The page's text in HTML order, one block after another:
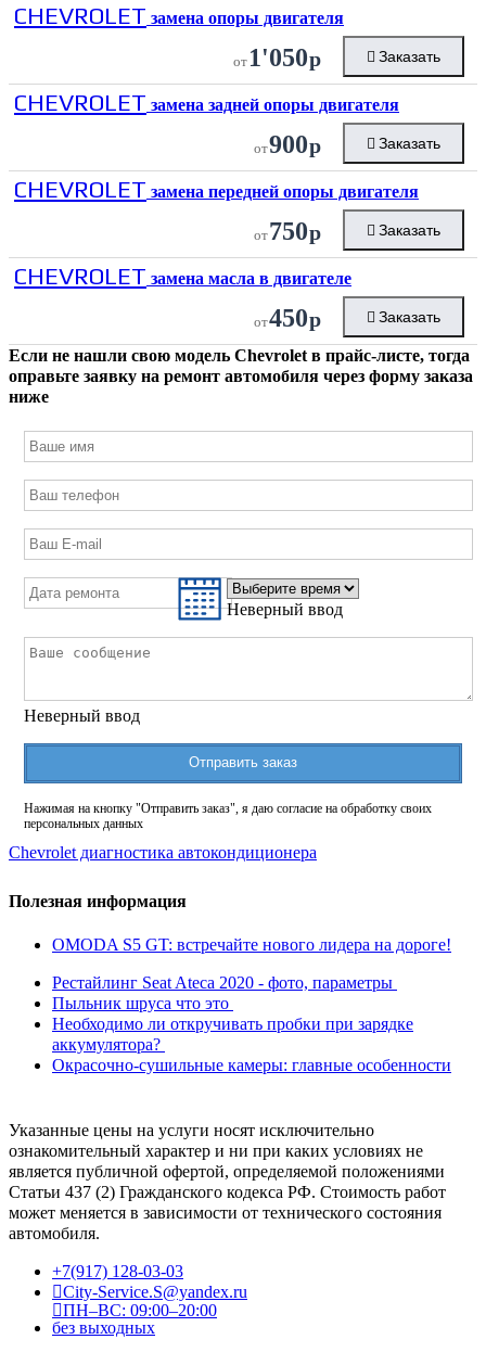
CHEVROLET замена опоры двигателя
от 1'050р Заказать
CHEVROLET замена задней опоры двигателя
от900р Заказать
CHEVROLET замена передней опоры двигателя
от750р Заказать
CHEVROLET замена масла в двигателе
от450р Заказать
Если не нашли свою модель Chevrolet в прайс-листе, тогда
оправьте заявку на ремонт автомобиля через форму заказа
ниже
Неверный ввод
Неверный ввод
Отправить заказ
Нажимая на кнопку "Отправить заказ", я даю согласие на обработку своих
персональных данных
Chevrolet диагностика автокондиционера
Полезная информация
OMODA S5 GT: встречайте нового лидера на дороге!
Рестайлинг Seat Ateca 2020 - фото, параметры
Пыльник шруса что это
Необходимо ли откручивать пробки при зарядке
аккумулятора?
Окрасочно-сушильные камеры: главные особенности
Указанные цены на услуги носят исключительно
ознакомительный характер и ни при каких условиях не
является публичной офертой, определяемой положениями
Статьи 437 (2) Гражданского кодекса РФ. Стоимость работ
может меняется в зависимости от технического состояния
автомобиля.
+7(917) 128-03-03
City-Service.S@yandex.ru
ПН–ВС: 09:00–20:00
без выходных